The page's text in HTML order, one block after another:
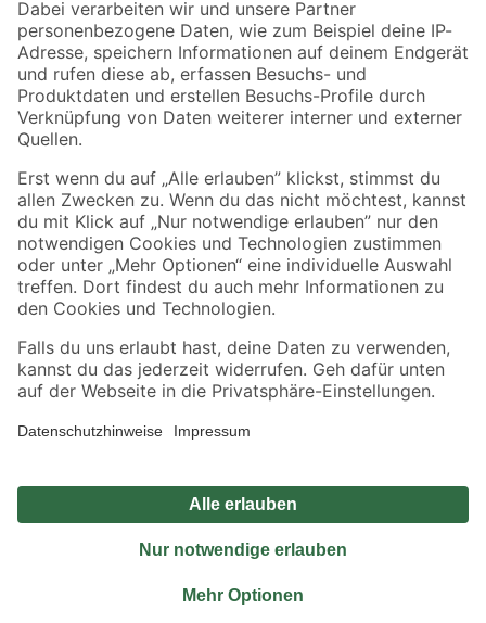
Zahlungsarten Versandarten
Sicher einkaufen
Jetzt die toom-App herunterladen
Alle Preisangaben in EUR inkl. gesetzl. MwSt.. Die dargestellten Angebote sind unter
Umständen nicht in allen Märkten verfügbar. Die angegebenen Verfügbarkeiten beziehen
Produkte nur solange der Vorrat reicht.
*Paketversand ab 59 € versandkostenfrei, gilt nicht für Artikel mit Speditionsversand, hier
Privatsphäre Impressum
Nutzungsbedingungen
Widerrufsrecht
Vertrag widerrufen
© 2026 toom Baumarkt GmbH